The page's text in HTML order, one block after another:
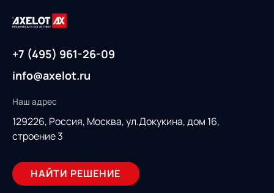
+7 (495) 961-26-09
info@axelot.ru
Наш адрес
129226, Россия, Москва, ул.Докукина, дом 16,
строение 3
НАЙТИ РЕШЕНИЕ